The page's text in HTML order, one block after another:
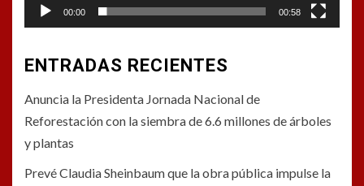
00:00 00:58
ENTRADAS RECIENTES
Anuncia la Presidenta Jornada Nacional de
Reforestación con la siembra de 6.6 millones de árboles
y plantas
Prevé Claudia Sheinbaum que la obra pública impulse la